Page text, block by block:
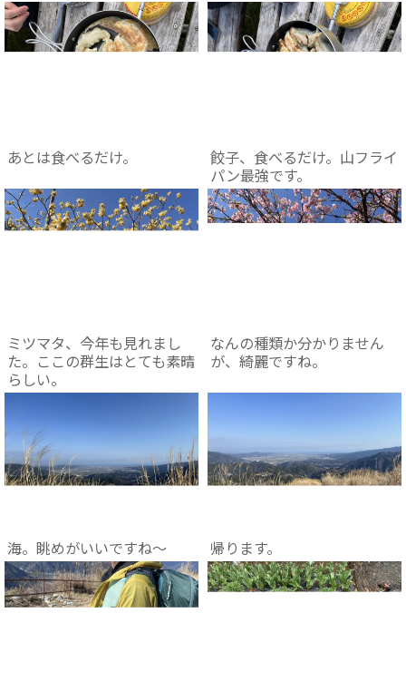
あとは食べるだけ。
餃子、食べるだけ。山フライ
パン最強です。
ミツマタ、今年も見れまし
た。ここの群生はとても素晴
らしい。
なんの種類か分かりません
が、綺麗ですね。
海。眺めがいいですね～ 帰ります。